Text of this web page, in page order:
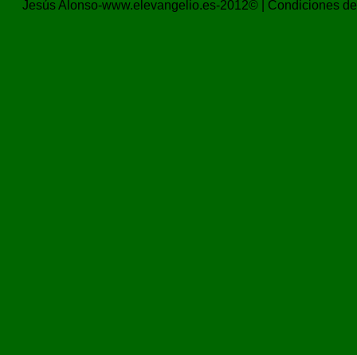
Jesús Alonso-www.elevangelio.es-2012© | Condiciones